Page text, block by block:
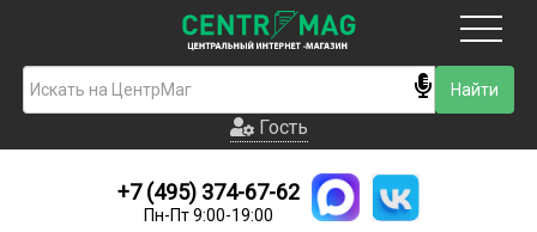
Гость
Новинки
Гость
+7 (495) 374-67-62
Пн-Пт 9:00-19:00